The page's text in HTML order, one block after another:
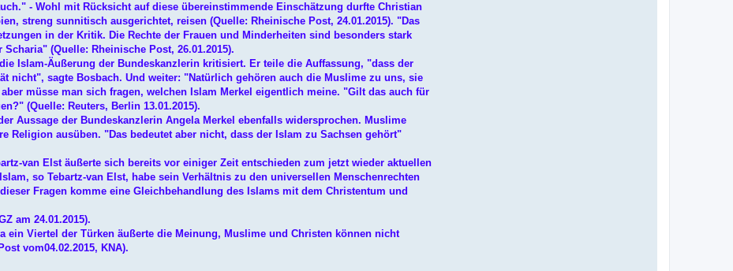
- Wohl mit Rücksicht auf diese übereinstimmende Einschätzung durfte Christian
streng sunnitisch ausgerichtet, reisen (Quelle: Rheinische Post, 24.01.2015). "Das
in der Kritik. Die Rechte der Frauen und Minderheiten sind besonders stark
(Quelle: Rheinische Post, 26.01.2015).
Islam-Äußerung der Bundeskanzlerin kritisiert. Er teile die Auffassung, "dass der
nicht", sagte Bosbach. Und weiter: "Natürlich gehören auch die Muslime zu uns, sie
müsse man sich fragen, welchen Islam Merkel eigentlich meine. "Gilt das auch für
(Quelle: Reuters, Berlin 13.01.2015).
Aussage der Bundeskanzlerin Angela Merkel ebenfalls widersprochen. Muslime
Religion ausüben. "Das bedeutet aber nicht, dass der Islam zu Sachsen gehört"
van Elst äußerte sich bereits vor einiger Zeit entschieden zum jetzt wieder aktuellen
so Tebartz-van Elst, habe sein Verhältnis zu den universellen Menschenrechten
Fragen komme eine Gleichbehandlung des Islams mit dem Christentum und
am 24.01.2015).
Viertel der Türken äußerte die Meinung, Muslime und Christen können nicht
vom04.02.2015, KNA).